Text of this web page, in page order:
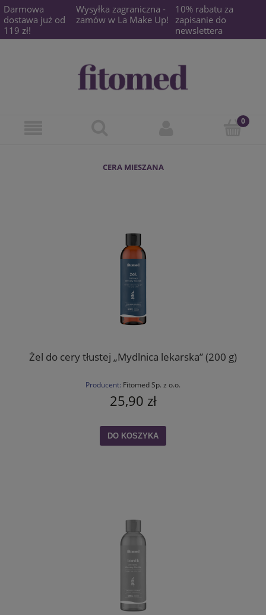
Darmowa
dostawa już od
119 zł!
Wysyłka zagraniczna -
zamów w La Make Up!
10% rabatu za
zapisanie do
newslettera
CERA MIESZANA
Żel do cery tłustej „Mydlnica lekarska” (200 g)
Producent: Fitomed Sp. z o.o.
25,90 zł
DO KOSZYKA